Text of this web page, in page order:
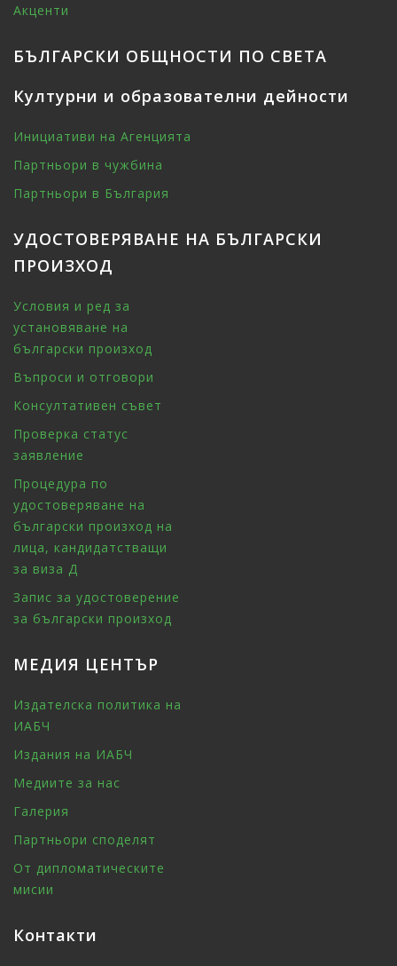
Акценти
БЪЛГАРСКИ ОБЩНОСТИ ПО СВЕТА
Културни и образователни дейности
Инициативи на Агенцията
Партньори в чужбина
Партньори в България
УДОСТОВЕРЯВАНЕ НА БЪЛГАРСКИ
ПРОИЗХОД
Условия и ред за
установяване на
български произход
Въпроси и отговори
Консултативен съвет
Проверка статус
заявление
Процедура по
удостоверяване на
български произход на
лица, кандидатстващи
за виза Д
Запис за удостоверение
за български произход
МЕДИЯ ЦЕНТЪР
Издателска политика на
ИАБЧ
Издания на ИАБЧ
Медиите за нас
Галерия
Партньори споделят
От дипломатическите
мисии
Контакти